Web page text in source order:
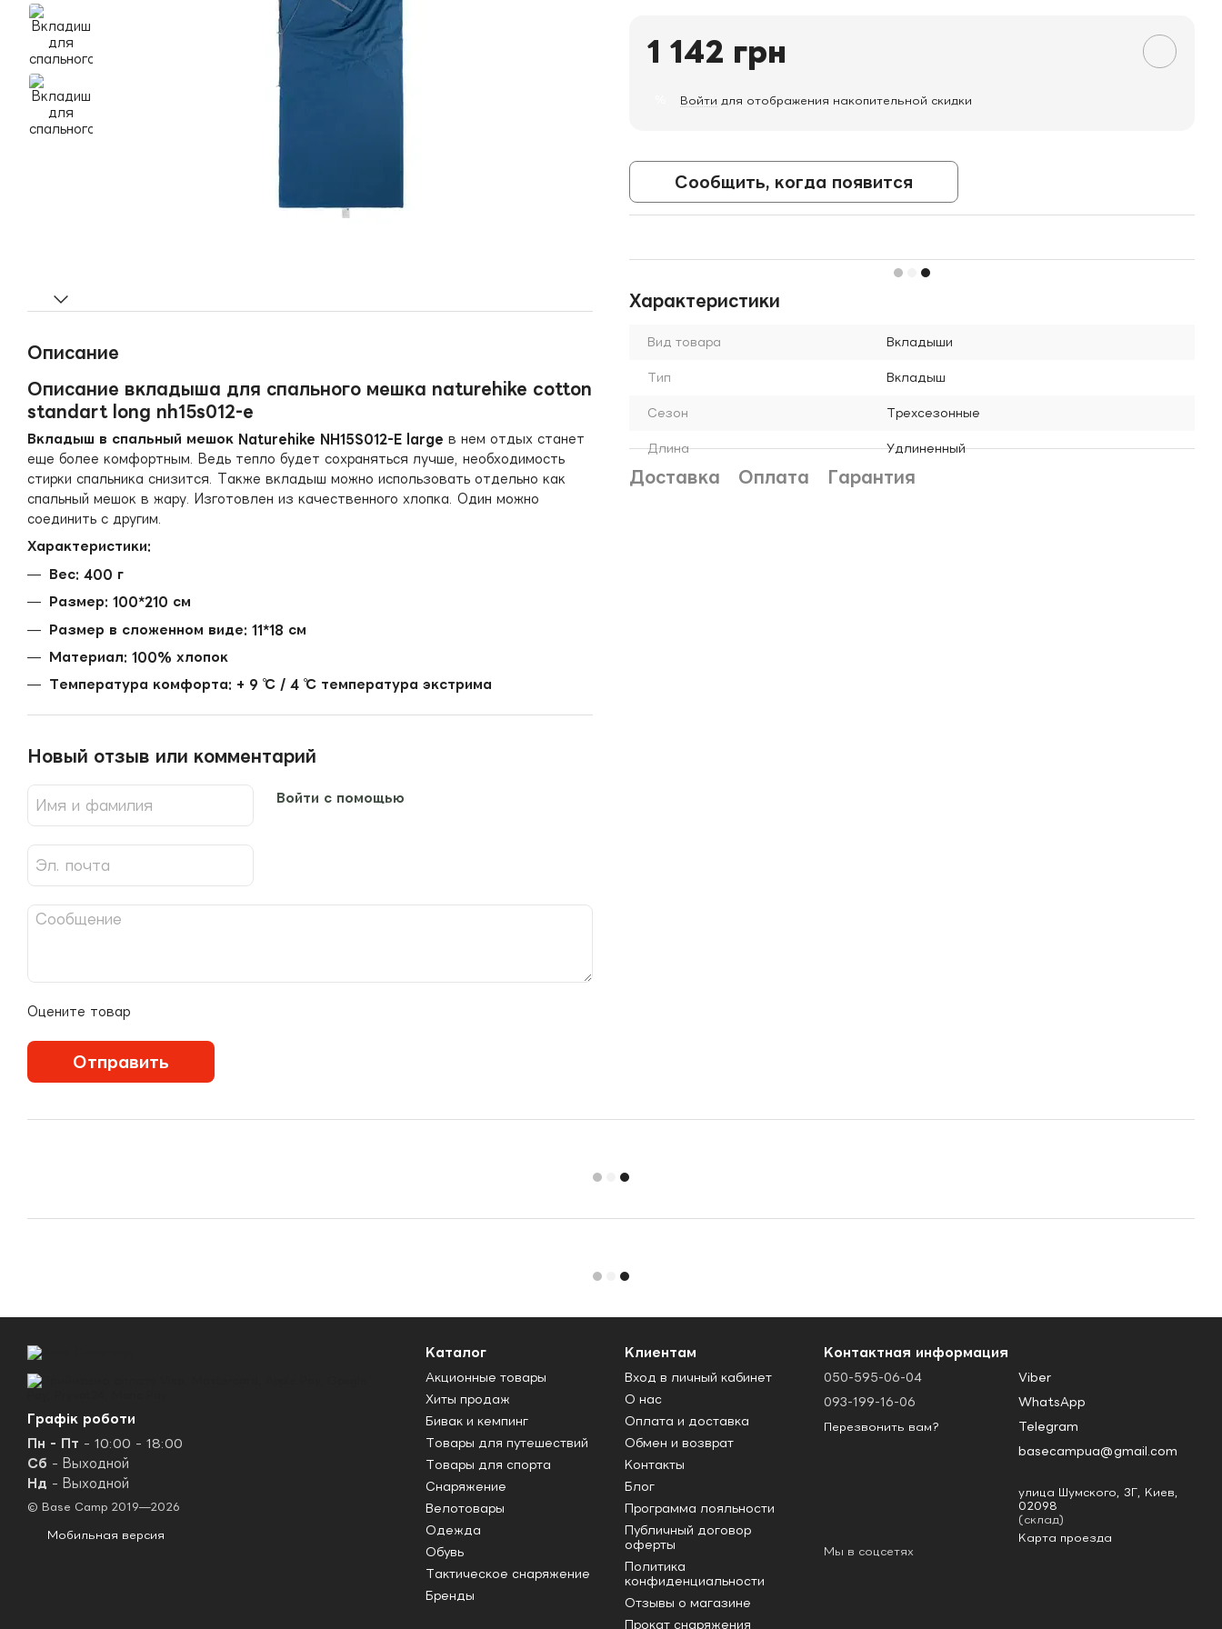
Описание
Описание вкладыша для спального мешка naturehike cotton
standart long nh15s012-e
Вкладыш в спальный мешок Naturehike NH15S012-E large в нем отдых станет
еще более комфортным. Ведь тепло будет сохраняться лучше, необходимость
стирки спальника снизится. Также вкладыш можно использовать отдельно как
спальный мешок в жару. Изготовлен из качественного хлопка. Один можно
соединить с другим.
Характеристики:
Вес: 400 г
Размер: 100*210 см
Размер в сложенном виде: 11*18 см
Материал: 100% хлопок
Температура комфорта: + 9 ℃ / 4 ℃ температура экстрима
Новый отзыв или комментарий
Войти с помощью
Оцените товар
Отправить
1 142 грн
Войти для отображения накопительной скидки
Сообщить, когда появится
Характеристики
Вид товара Вкладыши
Тип Вкладыш
Сезон Трехсезонные
Длина Удлиненный
Доставка Оплата Гарантия
Графік роботи
Пн - Пт - 10:00 - 18:00
Сб - Выходной
Нд - Выходной
© Base Camp 2019—2026
Мобильная версия
Каталог
Акционные товары
Хиты продаж
Бивак и кемпинг
Товары для путешествий
Товары для спорта
Снаряжение
Велотовары
Одежда
Обувь
Тактическое снаряжение
Бренды
Клиентам
Вход в личный кабинет
О нас
Оплата и доставка
Обмен и возврат
Контакты
Блог
Программа лояльности
Публичный договор
оферты
Политика
конфиденциальности
Отзывы о магазине
Прокат снаряжения
Контактная информация
050-595-06-04
093-199-16-06
Перезвонить вам?
Viber
WhatsApp
Telegram
basecampua@gmail.com
улица Шумского, 3Г, Киев,
02098
(склад)
Карта проезда
Мы в соцсетях